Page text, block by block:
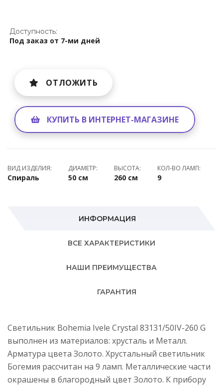
Доступность:
Под заказ от 7-ми дней
ОТЛОЖИТЬ
КУПИТЬ В ИНТЕРНЕТ-МАГАЗИНЕ
ВИД ИЗДЕЛИЯ:
Спираль
ДИАМЕТР:
50 см
ВЫСОТА:
260 см
КОЛ-ВО ЛАМП:
9
ИНФОРМАЦИЯ
ВСЕ ХАРАКТЕРИСТИКИ
НАШИ ПРЕИМУЩЕСТВА
ГАРАНТИЯ
Светильник Bohemia Ivele Crystal 83131/50IV-260 G
выполнен из материалов: хрусталь и Металл.
Арматура цвета Золото. Хрустальный светильник
Богемия рассчитан на 9 ламп. Металлические части
окрашены в благородный цвет Золото. К прибору